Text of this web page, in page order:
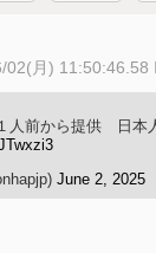
02(月) 11:50:46.58
人前から提供 日本
June 2, 2025